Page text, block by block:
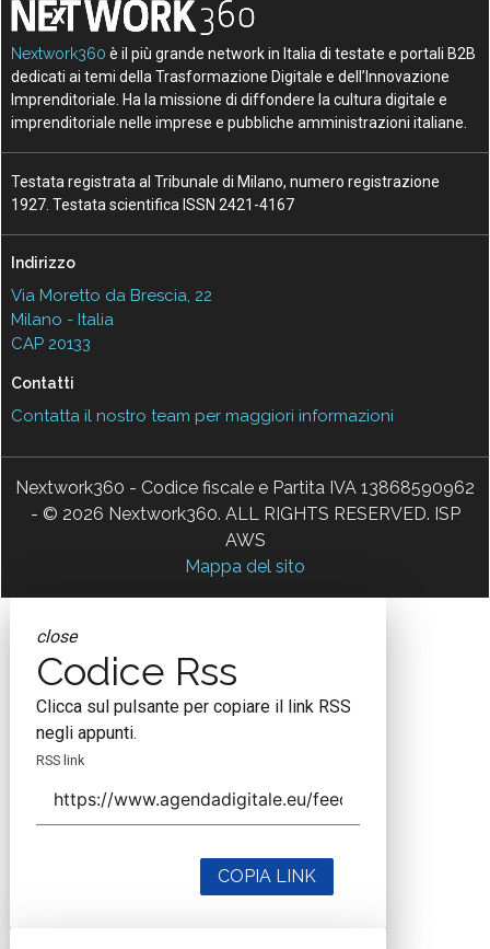
Nextwork360 è il più grande network in Italia di testate e portali B2B
dedicati ai temi della Trasformazione Digitale e dell’Innovazione
Imprenditoriale. Ha la missione di diffondere la cultura digitale e
imprenditoriale nelle imprese e pubbliche amministrazioni italiane.
Testata registrata al Tribunale di Milano, numero registrazione
1927. Testata scientifica ISSN 2421-4167
Indirizzo
Via Moretto da Brescia, 22
Milano - Italia
CAP 20133
Contatti
Contatta il nostro team per maggiori informazioni
Nextwork360 - Codice fiscale e Partita IVA 13868590962
- © 2026 Nextwork360. ALL RIGHTS RESERVED. ISP
AWS
Mappa del sito
close
Codice Rss
Clicca sul pulsante per copiare il link RSS
negli appunti.
RSS link
COPIA LINK